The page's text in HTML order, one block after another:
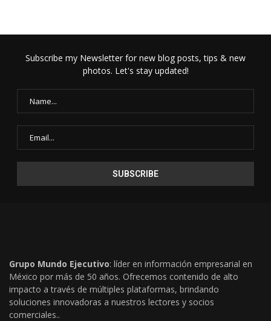
Subscribe my Newsletter for new blog posts, tips & new
photos. Let's stay updated!
Grupo Mundo Ejecutivo: líder en información empresarial en
México por más de 50 años. Ofrecemos contenido de alto
impacto a través de múltiples plataformas, brindando
soluciones innovadoras a nuestros lectores y socios
comerciales..